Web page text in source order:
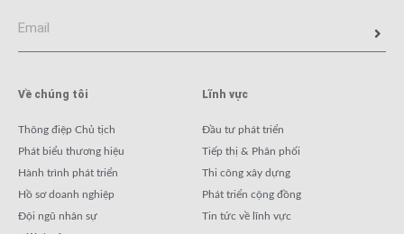
Về chúng tôi
Thông điệp Chủ tịch
Phát biểu thương hiệu
Hành trình phát triển
Hồ sơ doanh nghiệp
Đội ngũ nhân sự
Lĩnh vực
Đầu tư phát triển
Tiếp thị & Phân phối
Thi công xây dựng
Phát triển cộng đồng
Tin tức về lĩnh vực